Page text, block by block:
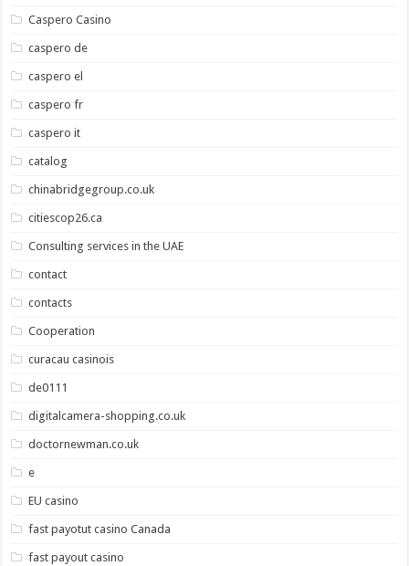
Caspero Casino
caspero de
caspero el
caspero fr
caspero it
catalog
chinabridgegroup.co.uk
citiescop26.ca
Consulting services in the UAE
contact
contacts
Cooperation
curacau casinois
de0111
digitalcamera-shopping.co.uk
doctornewman.co.uk
e
EU casino
fast payotut casino Canada
fast payout casino